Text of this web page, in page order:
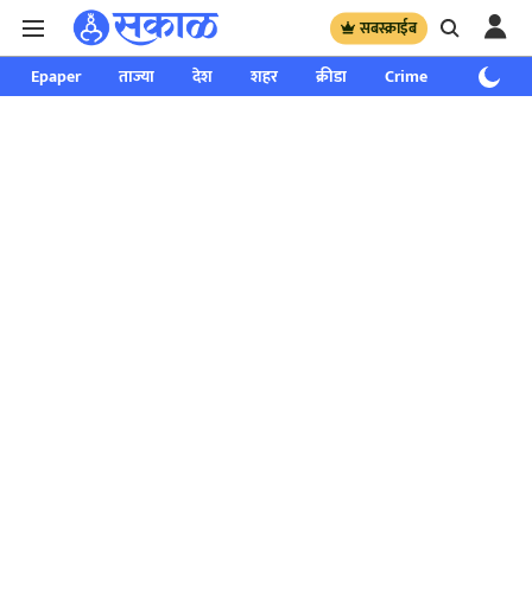
सबस्क्राईब
Epaper ताज्या देश शहर क्रीडा Crime साप्ताहिक